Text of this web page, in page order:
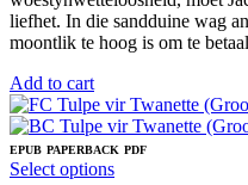
liefhet. In die sandduine wag
moontlik te hoog is om te
Add to cart
EPUB PAPERBACK PDF
Select optionsThis